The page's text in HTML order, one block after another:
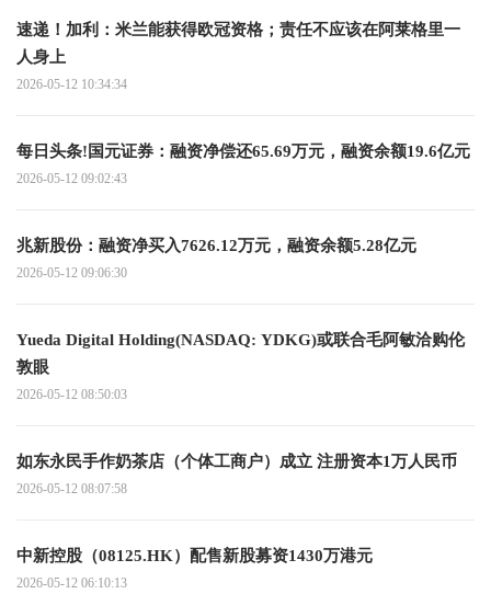
速递！加利：米兰能获得欧冠资格；责任不应该在阿莱格里一
人身上
2026-05-12 10:34:34
每日头条!国元证券：融资净偿还65.69万元，融资余额19.6亿元
2026-05-12 09:02:43
兆新股份：融资净买入7626.12万元，融资余额5.28亿元
2026-05-12 09:06:30
Yueda Digital Holding(NASDAQ: YDKG)或联合毛阿敏洽购伦
敦眼
2026-05-12 08:50:03
如东永民手作奶茶店（个体工商户）成立 注册资本1万人民币
2026-05-12 08:07:58
中新控股（08125.HK）配售新股募资1430万港元
2026-05-12 06:10:13